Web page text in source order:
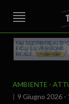
STREET TG
AREA BERICA
EDITORIALE
SPORT
IL GRAFFIO
AMBIENTE
9 Giugno 2026 -